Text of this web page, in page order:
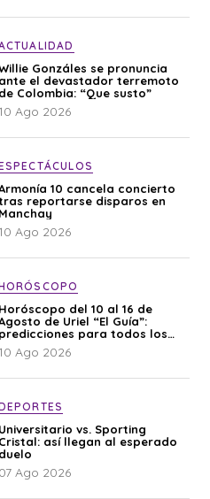
Gonzáles se pronuncia
ante el devastador terremoto
de Colombia: “Que susto”
10 Ago 2026
10 cancela concierto
reportarse disparos en
Manchay
10 Ago 2026
Horóscopo del 10 al 16 de
de Uriel “El Guía”:
predicciones para todos los
signos del zodiaco aquí
10 Ago 2026
Universitario vs. Sporting
Cristal: así llegan al esperado
duelo
07 Ago 2026